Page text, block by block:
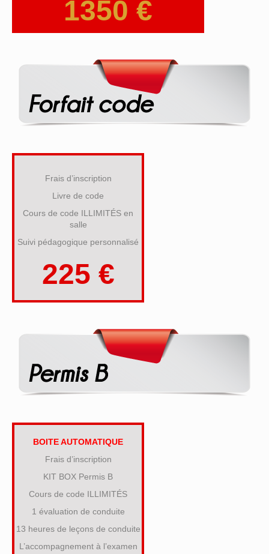
1350 €
Frais d’inscription
Livre de code
Cours de code ILLIMITÉS en
salle
Suivi pédagogique personnalisé
225 €
BOITE AUTOMATIQUE
Frais d’inscription
KIT BOX Permis B
Cours de code ILLIMITÉS
1 évaluation de conduite
13 heures de leçons de conduite
L’accompagnement à l’examen